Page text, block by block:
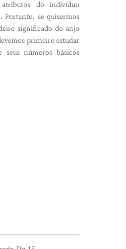
do indivíduo
Portanto, se quisermos
significado do anjo
primeiro estudar
seus números básicos